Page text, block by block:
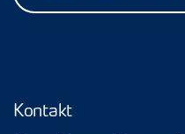
Kontakt